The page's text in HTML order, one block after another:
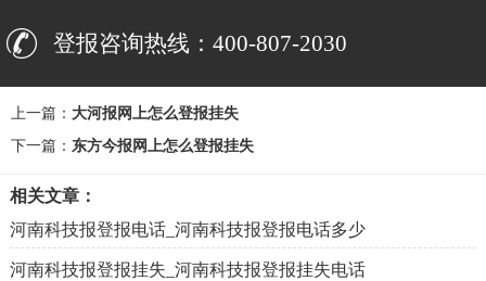
登报咨询热线：400-807-2030
上一篇： 大河报网上怎么登报挂失
下一篇： 东方今报网上怎么登报挂失
相关文章：
河南科技报登报电话_河南科技报登报电话多少
河南科技报登报挂失_河南科技报登报挂失电话